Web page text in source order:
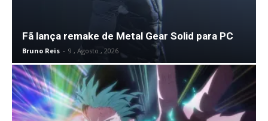
Fã lança remake de Metal Gear Solid para PC
Bruno Reis - 9 , Agosto , 2026